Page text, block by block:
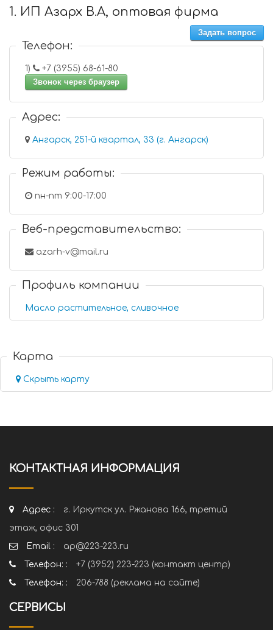
1. ИП Азарх В.А, оптовая фирма
Задать вопрос
Телефон:
1)
+7 (3955) 68-61-80
Звонок через браузер
Адрес:
Ангарск, 251-й квартал, 33 (г. Ангарск)
Режим работы:
пн-пт 9:00-17:00
Веб-представительство:
azarh-v@mail.ru
Профиль компании
Масло растительное, сливочное
Карта
Скрыть карту
КОНТАКТНАЯ ИНФОРМАЦИЯ
Адрес :
г. Иркутск ул. Ржанова 166, третий
этаж, офис 301
Email :
ap@223-223.ru
Телефон: :
+7 (3952) 223-223 (контакт центр)
Телефон: :
206-788 (реклама на сайте)
СЕРВИСЫ